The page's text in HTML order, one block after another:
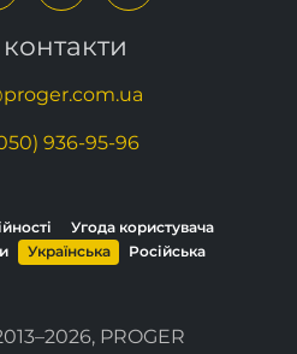
936-95-96
Угода користувача
Українська Російська
PROGER